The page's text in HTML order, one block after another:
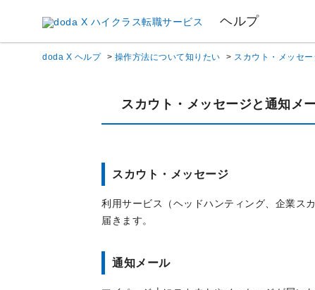
ヘルプ
doda X ヘルプ > 操作方法について知りたい > スカウト・メッセー
スカウト・メッセージと通知メ
スカウト・メッセージ
利用サービス（ヘッドハンティング、企業ス
届きます。
通知メール